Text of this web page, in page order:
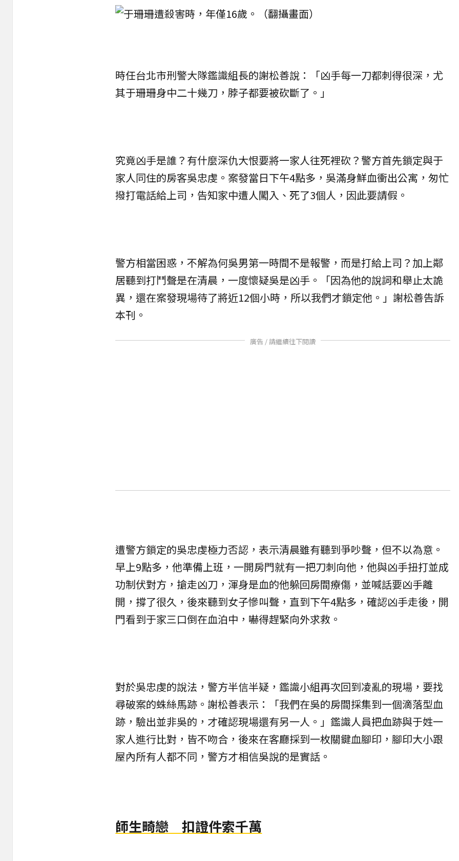
時任台北市刑警大隊鑑識組長的謝松善說：「凶手每一刀都刺得很深，尤
其于珊珊身中二十幾刀，脖子都要被砍斷了。」
究竟凶手是誰？有什麼深仇大恨要將一家人往死裡砍？警方首先鎖定與于
家人同住的房客吳忠虔。案發當日下午4點多，吳滿身鮮血衝出公寓，匆忙
撥打電話給上司，告知家中遭人闖入、死了3個人，因此要請假。
警方相當困惑，不解為何吳男第一時間不是報警，而是打給上司？加上鄰
居聽到打鬥聲是在清晨，一度懷疑吳是凶手。「因為他的說詞和舉止太詭
異，還在案發現場待了將近12個小時，所以我們才鎖定他。」謝松善告訴
本刊 。
廣告 / 請繼續往下閱讀
遭警方鎖定的吳忠虔極力否認，表示清晨雖有聽到爭吵聲，但不以為意。
早上9點多，他準備上班，一開房門就有一把刀刺向他，他與凶手扭打並成
功制伏對方，搶走凶刀，渾身是血的他躲回房間療傷，並喊話要凶手離
開，撐了很久，後來聽到女子慘叫聲，直到下午4點多，確認凶手走後，開
門看到于家三口倒在血泊中，嚇得趕緊向外求救。
對於吳忠虔的說法，警方半信半疑，鑑識小組再次回到凌亂的現場，要找
尋破案的蛛絲馬跡。謝松善表示：「我們在吳的房間採集到一個滴落型血
跡，驗出並非吳的，才確認現場還有另一人。」鑑識人員把血跡與于姓一
家人進行比對，皆不吻合，後來在客廳採到一枚關鍵血腳印，腳印大小跟
屋內所有人都不同，警方才相信吳說的是實話。
師生畸戀 扣證件索千萬